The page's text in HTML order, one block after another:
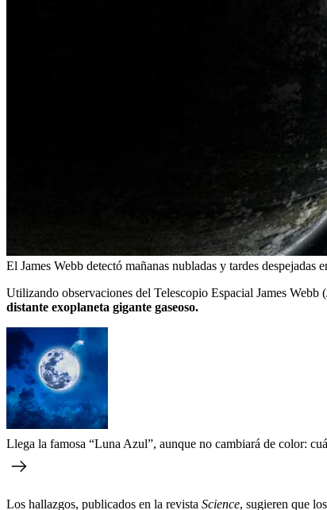
El James Webb detectó mañanas nubladas y tardes despejadas
Utilizando observaciones del Telescopio Espacial James
distante exoplaneta gigante gaseoso.
Llega la famosa “Luna Azul”, aunque no cambiará de color:
Los hallazgos, publicados en la revista Science, sugieren que